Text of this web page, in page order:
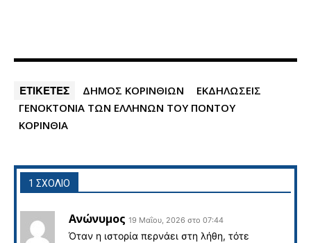
ΕΤΙΚΕΤΕΣ ΔΗΜΟΣ ΚΟΡΙΝΘΙΩΝ
ΕΚΔΗΛΩΣΕΙΣ
ΓΕΝΟΚΤΟΝΙΑ ΤΩΝ ΕΛΛΗΝΩΝ ΤΟΥ ΠΟΝΤΟΥ
ΚΟΡΙΝΘΙΑ
1 ΣΧΟΛΙΟ
Ανώνυμος 19 Μαΐου, 2026 στο 07:44
Όταν η ιστορία περνάει στη λήθη, τότε